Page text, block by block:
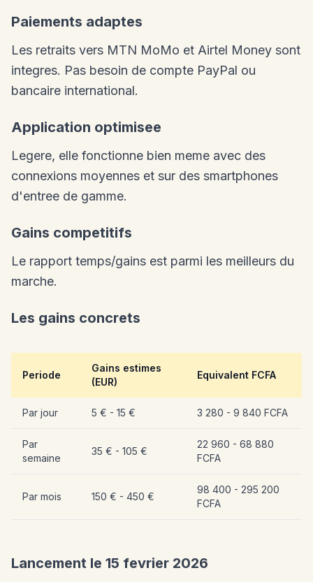
Paiements adaptes
Les retraits vers MTN MoMo et Airtel Money sont
integres. Pas besoin de compte PayPal ou
bancaire international.
Application optimisee
Legere, elle fonctionne bien meme avec des
connexions moyennes et sur des smartphones
d'entree de gamme.
Gains competitifs
Le rapport temps/gains est parmi les meilleurs du
marche.
Les gains concrets
Periode
Gains estimes
(EUR)
Equivalent FCFA
Par jour 5 € - 15 € 3 280 - 9 840 FCFA
Par
semaine
35 € - 105 €
22 960 - 68 880
FCFA
Par mois 150 € - 450 €
98 400 - 295 200
FCFA
Lancement le 15 fevrier 2026